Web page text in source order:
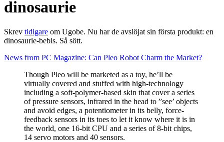
dinosaurie
Skrev tidigare om Ugobe. Nu har de avslöjat sin första produkt: en
dinosaurie-bebis. Så sött.
News from PC Magazine: Can Pleo Robot Charm the Market?
Though Pleo will be marketed as a toy, he’ll be
virtually covered and stuffed with high-technology
including a soft-polymer-based skin that cover a series
of pressure sensors, infrared in the head to ”see’ objects
and avoid edges, a potentiometer in its belly, force-
feedback sensors in its toes to let it know where it is in
the world, one 16-bit CPU and a series of 8-bit chips,
14 servo motors and 40 sensors.